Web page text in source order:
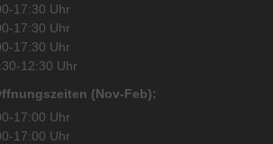
17:30 Uhr
17:30 Uhr
17:30 Uhr
12:30 Uhr
(Nov-Feb):
17:00 Uhr
17:00 Uhr